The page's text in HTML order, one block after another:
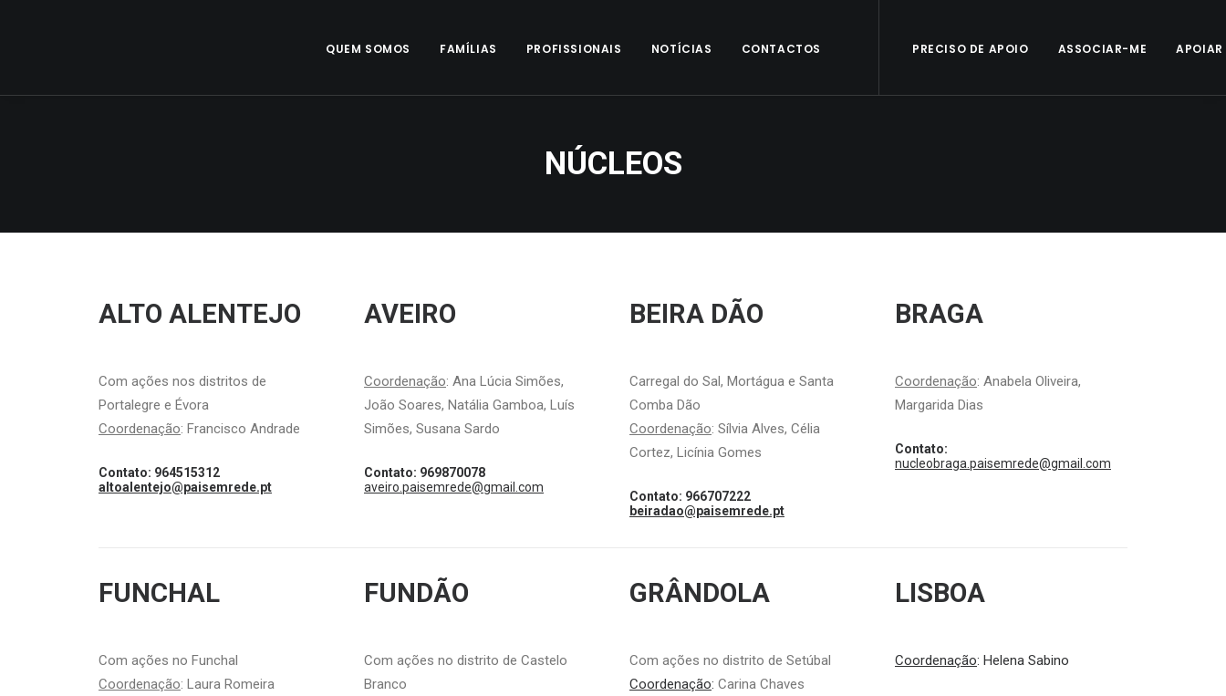
QUEM SOMOS FAMÍLIAS PROFISSIONAIS NOTÍCIAS CONTACTOS PRECISO DE APOIO ASSOCIAR-ME APOIAR
NÚCLEOS
ALTO ALENTEJO
Com ações nos distritos de
Portalegre e Évora
Coordenação: Francisco Andrade
Contato: 964515312
altoalentejo@paisemrede.pt
AVEIRO
Coordenação: Ana Lúcia Simões,
João Soares, Natália Gamboa, Luís
Simões, Susana Sardo
Contato: 969870078
aveiro.paisemrede@gmail.com
BEIRA DÃO
Carregal do Sal, Mortágua e Santa
Comba Dão
Coordenação: Sílvia Alves, Célia
Cortez, Licínia Gomes
Contato: 966707222
beiradao@paisemrede.pt
BRAGA
Coordenação: Anabela Oliveira,
Margarida Dias
Contato:
nucleobraga.paisemrede@gmail.com
FUNCHAL
Com ações no Funchal
Coordenação: Laura Romeira
FUNDÃO
Com ações no distrito de Castelo
Branco
GRÂNDOLA
Com ações no distrito de Setúbal
Coordenação: Carina Chaves
LISBOA
Coordenação: Helena Sabino